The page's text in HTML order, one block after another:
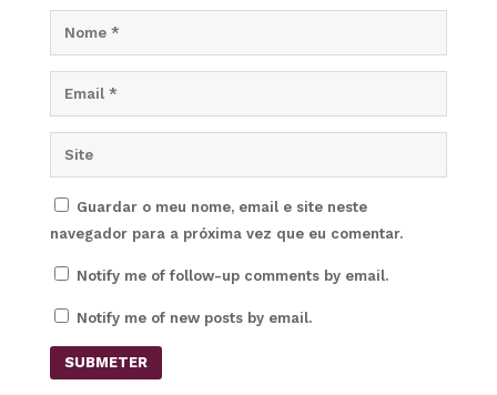
Guardar o meu nome, email e site neste
navegador para a próxima vez que eu comentar.
Notify me of follow-up comments by email.
Notify me of new posts by email.
SUBMETER